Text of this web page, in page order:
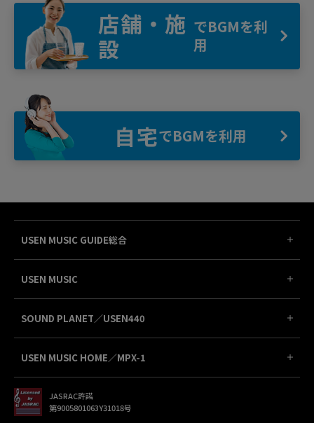
店舗・施
設
でBGMを利
用
自宅でBGMを利用
USEN MUSIC GUIDE総合
USEN MUSIC
SOUND PLANET／USEN440
USEN MUSIC HOME／MPX-1
JASRAC許諾
第9005801063Y31018号